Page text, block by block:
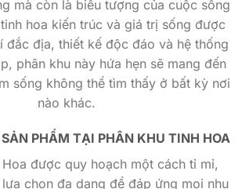
mà còn là biểu tượng của cuộc sống
hoa kiến trúc và giá trị sống được
đắc địa, thiết kế độc đáo và hệ thống
phân khu này hứa hẹn sẽ mang đến
sống không thể tìm thấy ở bất kỳ nơi
nào khác.
PHẨM TẠI PHÂN KHU TINH HOA
Hoa được quy hoạch một cách tỉ mỉ,
chọn đa dạng để đáp ứng mọi nhu